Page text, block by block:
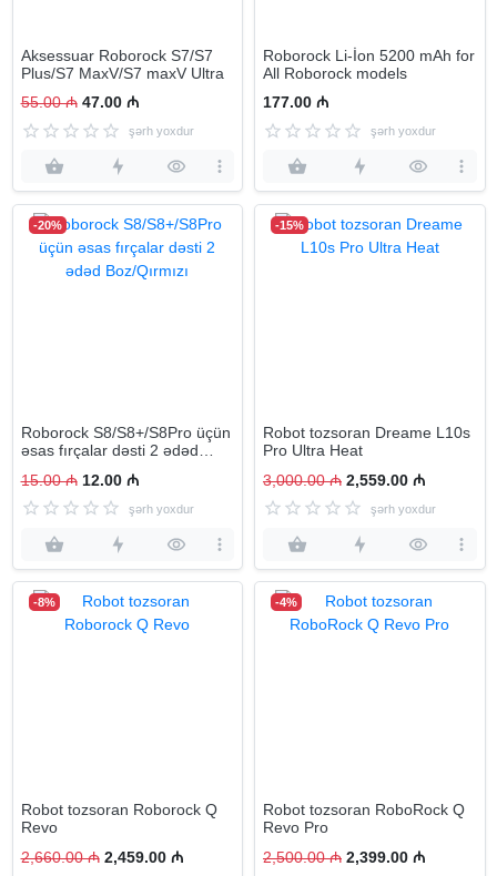
Aksessuar Roborock S7/S7
Plus/S7 MaxV/S7 maxV Ultra
55.00 ₼ 47.00 ₼
şərh yoxdur
Roborock Li-İon 5200 mAh for
All Roborock models
177.00 ₼
şərh yoxdur
-20%
Roborock S8/S8+/S8Pro üçün
əsas fırçalar dəsti 2 ədəd
15.00 ₼ 12.00 ₼
şərh yoxdur
-15%
Robot tozsoran Dreame L10s
Pro Ultra Heat
3,000.00 ₼ 2,559.00 ₼
şərh yoxdur
-8%
Robot tozsoran Roborock Q
Revo
2,660.00 ₼ 2,459.00 ₼
-4%
Robot tozsoran RoboRock Q
Revo Pro
2,500.00 ₼ 2,399.00 ₼